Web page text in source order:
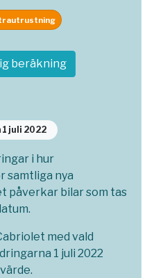
beräkning
juli 2022
i hur
samtliga nya
påverkar bilar som tas
med vald
1 juli 2022